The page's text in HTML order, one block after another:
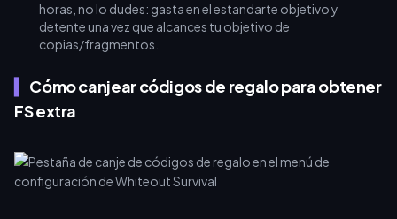
horas, no lo dudes: gasta en el estandarte objetivo y
detente una vez que alcances tu objetivo de
copias/fragmentos.
Cómo canjear códigos de regalo para obtener
FS extra